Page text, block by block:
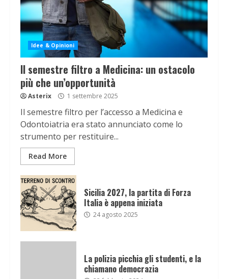
Idee & Opinioni
Il semestre filtro a Medicina: un ostacolo
più che un’opportunità
Asterix 1 settembre 2025
Il semestre filtro per l’accesso a Medicina e
Odontoiatria era stato annunciato come lo
strumento per restituire...
Read More
Sicilia 2027, la partita di Forza
Italia è appena iniziata
24 agosto 2025
La polizia picchia gli studenti, e la
chiamano democrazia